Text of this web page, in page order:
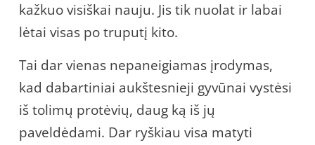
kažkuo visiškai nauju. Jis tik nuolat ir labai
lėtai visas po truputį kito.
Tai dar vienas nepaneigiamas įrodymas,
kad dabartiniai aukštesnieji gyvūnai vystėsi
iš tolimų protėvių, daug ką iš jų
paveldėdami. Dar ryškiau visa matyti